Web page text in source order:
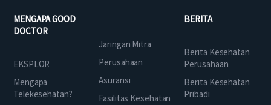
MENGAPA GOOD
DOCTOR
EKSPLOR
Mengapa
Telekesehatan?
Jaringan Mitra
Perusahaan
Asuransi
Fasilitas Kesehatan
BERITA
Berita Kesehatan
Perusahaan
Berita Kesehatan
Pribadi